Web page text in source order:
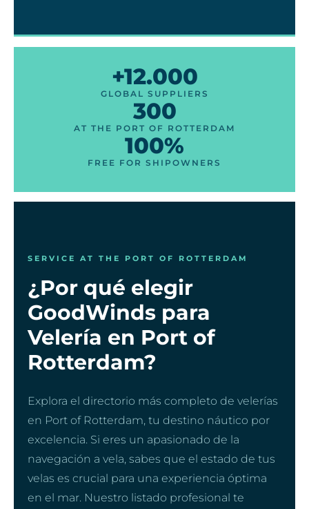
+12.000
GLOBAL SUPPLIERS
300
AT THE PORT OF ROTTERDAM
100%
FREE FOR SHIPOWNERS
SERVICE AT THE PORT OF ROTTERDAM
¿Por qué elegir
GoodWinds para
Velería en Port of
Rotterdam?
Explora el directorio más completo de velerías
en Port of Rotterdam, tu destino náutico por
excelencia. Si eres un apasionado de la
navegación a vela, sabes que el estado de tus
velas es crucial para una experiencia óptima
en el mar. Nuestro listado profesional te